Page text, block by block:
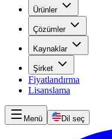
Ürünler
Çözümler
Kaynaklar
Şirket
Fiyatlandırma
Lisanslama
Menü Dil seç